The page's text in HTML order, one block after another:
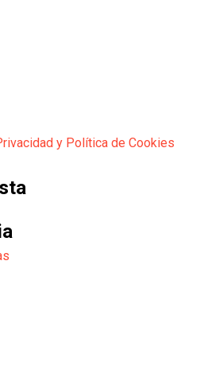
y Política de Cookies